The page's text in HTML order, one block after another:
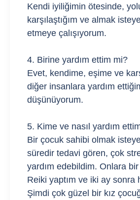
Kendi iyiliğimin ötesinde,
karşılaştığım ve almak
etmeye çalışıyorum.
4. Birine yardım ettim mi?
Evet, kendime, eşime ve
diğer insanlara yardım
düşünüyorum.
5. Kime ve nasıl yardım
Bir çocuk sahibi olmak
süredir tedavi gören, çok
yardım edebildim. Onlara
Reiki yaptım ve iki ay sonra
Şimdi çok güzel bir kız